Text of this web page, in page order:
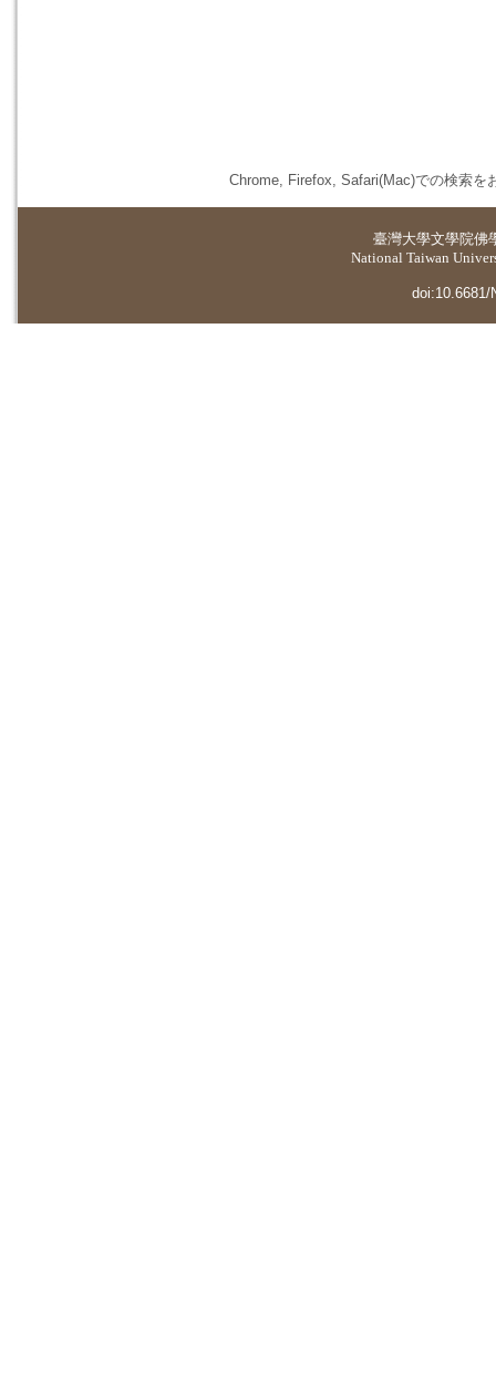
Chrome, Firefox, Safari(Mac)での検索を
臺灣大學文學院佛
National Taiwan
doi:10.6681/